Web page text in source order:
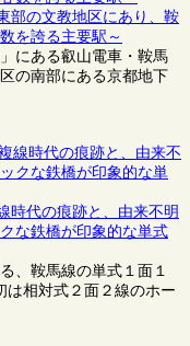
部の文教地区にあり、鞍
を誇る主要駅～
にある叡山電車・鞍馬
の南部にある京都地下
時代の痕跡と、由来不明
な鉄橋が印象的な単式
、鞍馬線の単式１面１
は相対式２面２線のホー